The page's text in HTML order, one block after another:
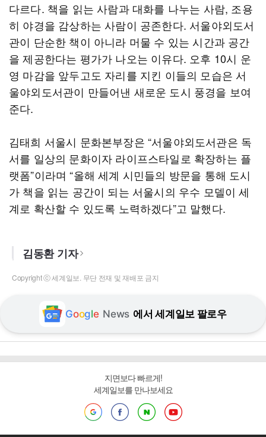
다르다. 책을 읽는 사람과 대화를 나누는 사람, 조용
히 야경을 감상하는 사람이 공존한다. 서울야외도서
관이 단순한 책이 아니라 머물 수 있는 시간과 공간
을 제공한다는 평가가 나오는 이유다. 오후 10시 운
영 마감을 앞두고도 자리를 지킨 이들의 모습은 서
울야외도서관이 만들어낸 새로운 도시 풍경을 보여
준다.
김태희 서울시 문화본부장은 “서울야외도서관은 독
서를 일상의 문화이자 라이프스타일로 확장하는 플
랫폼”이라며 “올해 세계 시민들의 방문을 통해 도시
가 책을 읽는 공간이 되는 서울시의 우수 모델이 세
계로 확산할 수 있도록 노력하겠다”고 말했다.
김동환 기자
Copyright ⓒ 세계일보. 무단 전재 및 재배포 금지
Google News 에서 세계일보 팔로우
지면보다 빠르게!
세계일보를 만나보세요